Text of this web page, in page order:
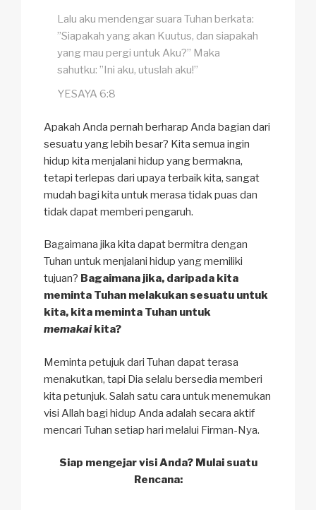
Lalu aku mendengar suara Tuhan berkata:
”Siapakah yang akan Kuutus, dan siapakah
yang mau pergi untuk Aku?” Maka
sahutku: ”Ini aku, utuslah aku!”
YESAYA 6:8
Apakah Anda pernah berharap Anda bagian dari
sesuatu yang lebih besar? Kita semua ingin
hidup kita menjalani hidup yang bermakna,
tetapi terlepas dari upaya terbaik kita, sangat
mudah bagi kita untuk merasa tidak puas dan
tidak dapat memberi pengaruh.
Bagaimana jika kita dapat bermitra dengan
Tuhan untuk menjalani hidup yang memiliki
tujuan? Bagaimana jika, daripada kita
meminta Tuhan melakukan sesuatu untuk
kita, kita meminta Tuhan untuk
memakaikita?
Meminta petujuk dari Tuhan dapat terasa
menakutkan, tapi Dia selalu bersedia memberi
kita petunjuk. Salah satu cara untuk menemukan
visi Allah bagi hidup Anda adalah secara aktif
mencari Tuhan setiap hari melalui Firman-Nya.
Siap mengejar visi Anda? Mulai suatu
Rencana: